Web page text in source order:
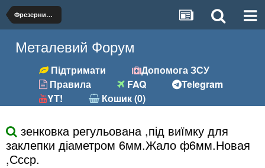
Фрезерний (фрези, розгортки та ін.)
Металевий Форум
Підтримати
Допомога ЗСУ
Правила
FAQ
Telegram
YT!
Кошик (0)
зенковка регульована ,під виїмку для
заклепки діаметром 6мм.Жало ф6мм.Новая
,Ссср.